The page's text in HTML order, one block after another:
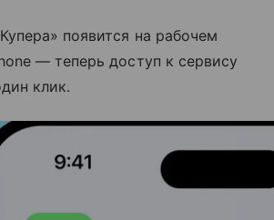
появится на рабочем
— теперь доступ к сервису
клик.